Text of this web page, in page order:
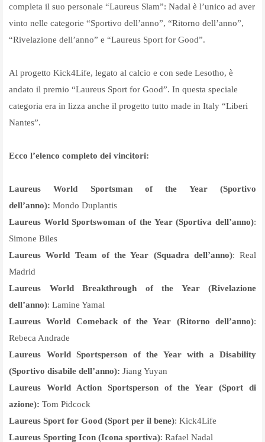
completa il suo personale “Laureus Slam”: Nadal è l’unico ad aver
vinto nelle categorie “Sportivo dell’anno”, “Ritorno dell’anno”,
“Rivelazione dell’anno” e “Laureus Sport for Good”.
Al progetto Kick4Life, legato al calcio e con sede Lesotho, è
andato il premio “Laureus Sport for Good”. In questa speciale
categoria era in lizza anche il progetto tutto made in Italy “Liberi
Nantes”.
Ecco l’elenco completo dei vincitori:
Laureus World Sportsman of the Year (Sportivo
dell’anno): Mondo Duplantis
Laureus World Sportswoman of the Year (Sportiva dell’anno):
Simone Biles
Laureus World Team of the Year (Squadra dell’anno): Real
Madrid
Laureus World Breakthrough of the Year (Rivelazione
dell’anno): Lamine Yamal
Laureus World Comeback of the Year (Ritorno dell’anno):
Rebeca Andrade
Laureus World Sportsperson of the Year with a Disability
(Sportivo disabile dell’anno): Jiang Yuyan
Laureus World Action Sportsperson of the Year (Sport di
azione): Tom Pidcock
Laureus Sport for Good (Sport per il bene): Kick4Life
Laureus Sporting Icon (Icona sportiva): Rafael Nadal